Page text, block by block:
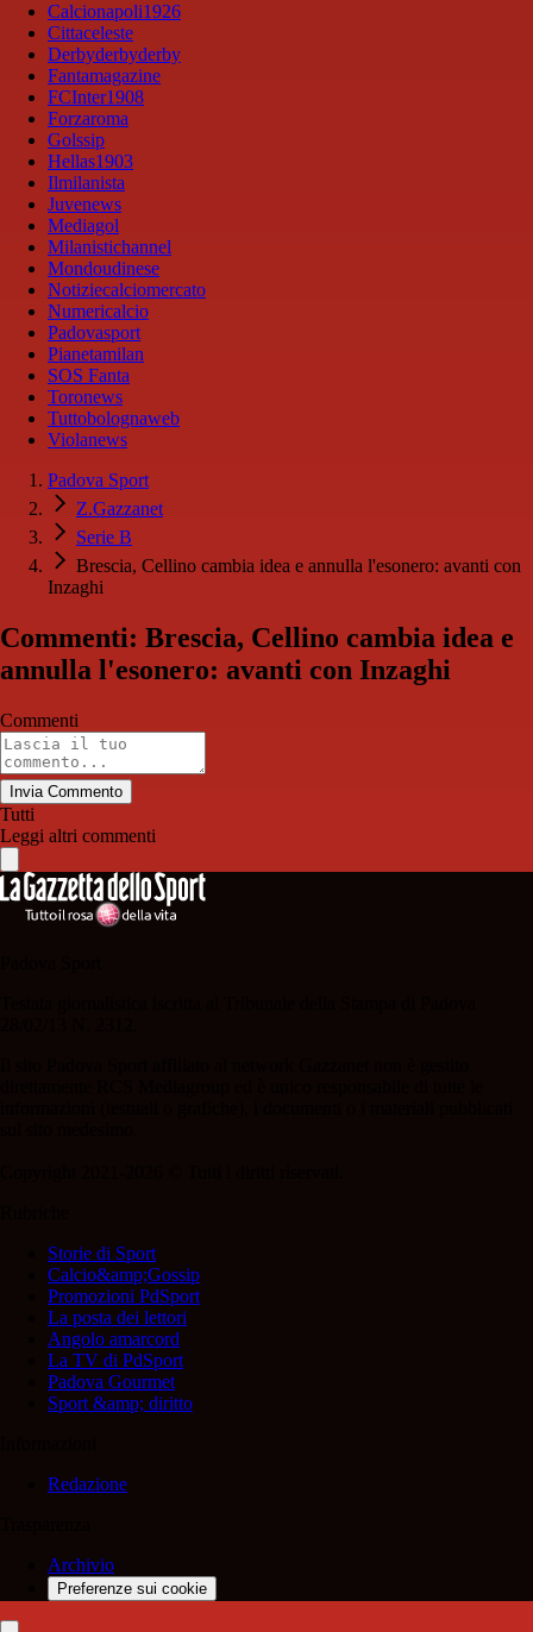
Calcionapoli1926
Cittaceleste
Derbyderbyderby
Fantamagazine
FCInter1908
Forzaroma
Golssip
Hellas1903
Ilmilanista
Juvenews
Mediagol
Milanistichannel
Mondoudinese
Notiziecalciomercato
Numericalcio
Padovasport
Pianetamilan
SOS Fanta
Toronews
Tuttobolognaweb
Violanews
Padova Sport
Z.Gazzanet
Serie B
Brescia, Cellino cambia idea e annulla l'esonero: avanti con
Inzaghi
Commenti: Brescia, Cellino cambia idea e
annulla l'esonero: avanti con Inzaghi
Commenti
Invia Commento
Tutti
Leggi altri commenti
Storie di Sport
Calcio&amp;Gossip
Promozioni PdSport
La posta dei lettori
Angolo amarcord
La TV di PdSport
Padova Gourmet
Sport &amp; diritto
Redazione
Archivio
Preferenze sui cookie